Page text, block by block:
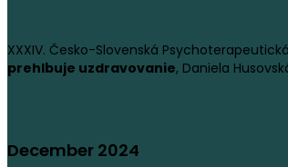
XXXIV. Česko-Slovenská
prehlbuje uzdravovanie, Daniela
December 2024